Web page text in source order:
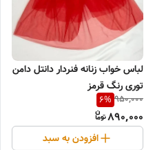
لباس خواب زنانه فنردار دانتل دامن
توری رنگ قرمز
950,000
6%
890,000
افزودن به سبد